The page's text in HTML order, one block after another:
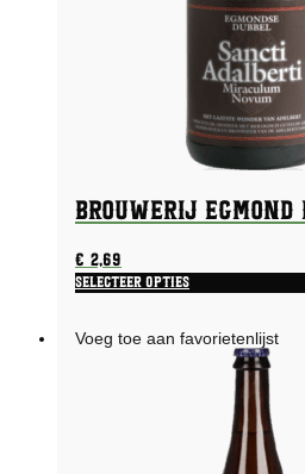
Brouwerij Egmond
€2,69
Selecteer opties
Voeg toe aan favorietenlijst